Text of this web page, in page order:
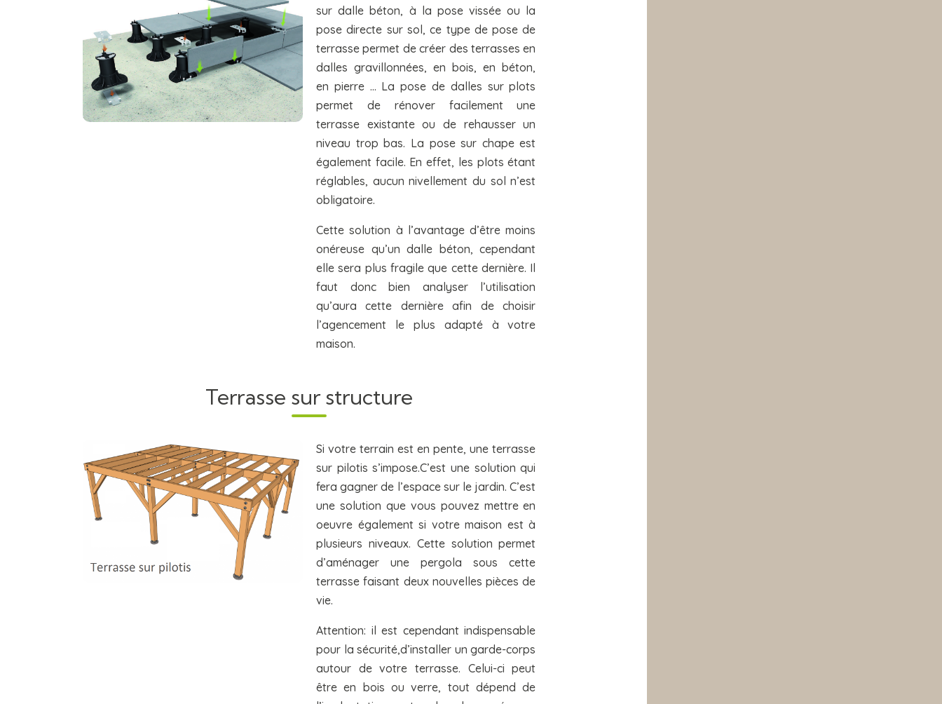
sur dalle béton, à la pose vissée ou la
pose directe sur sol, ce type de pose de
terrasse permet de créer des terrasses en
dalles gravillonnées, en bois, en béton,
en pierre … La pose de dalles sur plots
permet de rénover facilement une
terrasse existante ou de rehausser un
niveau trop bas. La pose sur chape est
également facile. En effet, les plots étant
réglables, aucun nivellement du sol n’est
obligatoire.
Cette solution à l’avantage d’être moins
onéreuse qu’un dalle béton, cependant
elle sera plus fragile que cette dernière. Il
faut donc bien analyser l’utilisation
qu’aura cette dernière afin de choisir
l’agencement le plus adapté à votre
maison.
Terrasse sur structure
Si votre terrain est en pente, une terrasse
sur pilotis s’impose.C’est une solution qui
fera gagner de l’espace sur le jardin. C’est
une solution que vous pouvez mettre en
oeuvre également si votre maison est à
plusieurs niveaux. Cette solution permet
d’aménager une pergola sous cette
terrasse faisant deux nouvelles pièces de
vie.
Attention: il est cependant indispensable
pour la sécurité,d’installer un garde-corps
autour de votre terrasse. Celui-ci peut
être en bois ou verre, tout dépend de